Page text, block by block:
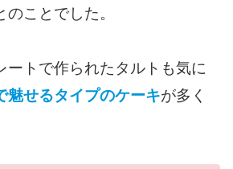
のことでした。
ートで作られたタルトも気に
魅せるタイプのケーキが多く